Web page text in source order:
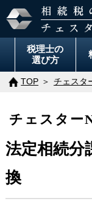
税理士の
選び方
TOP チェスタ
チェスター
法定相続分
換